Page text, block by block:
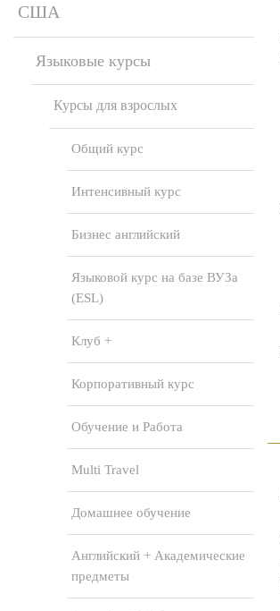
США
Языковые курсы
Курсы для взрослых
Общий курс
Интенсивный курс
Бизнес английский
Языковой курс на базе ВУЗа
(ESL)
Клуб +
Корпоративный курс
Обучение и Работа
Multi Travel
Домашнее обучение
Английский + Академические
предметы